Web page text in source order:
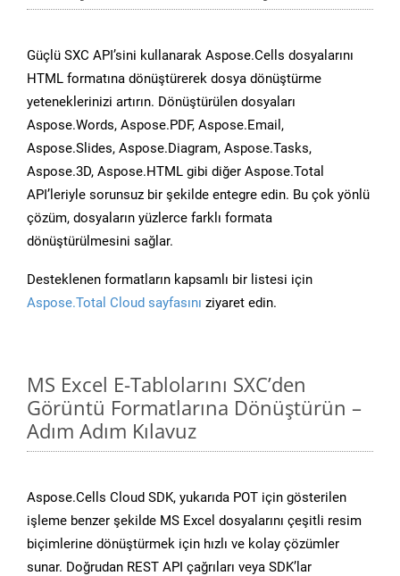
Güçlü SXC API’sini kullanarak Aspose.Cells dosyalarını
HTML formatına dönüştürerek dosya dönüştürme
yeteneklerinizi artırın. Dönüştürülen dosyaları
Aspose.Words, Aspose.PDF, Aspose.Email,
Aspose.Slides, Aspose.Diagram, Aspose.Tasks,
Aspose.3D, Aspose.HTML gibi diğer Aspose.Total
API’leriyle sorunsuz bir şekilde entegre edin. Bu çok yönlü
çözüm, dosyaların yüzlerce farklı formata
dönüştürülmesini sağlar.
Desteklenen formatların kapsamlı bir listesi için
Aspose.Total Cloud sayfasını ziyaret edin.
MS Excel E-Tablolarını SXC’den
Görüntü Formatlarına Dönüştürün –
Adım Adım Kılavuz
Aspose.Cells Cloud SDK, yukarıda POT için gösterilen
işleme benzer şekilde MS Excel dosyalarını çeşitli resim
biçimlerine dönüştürmek için hızlı ve kolay çözümler
sunar. Doğrudan REST API çağrıları veya SDK’lar